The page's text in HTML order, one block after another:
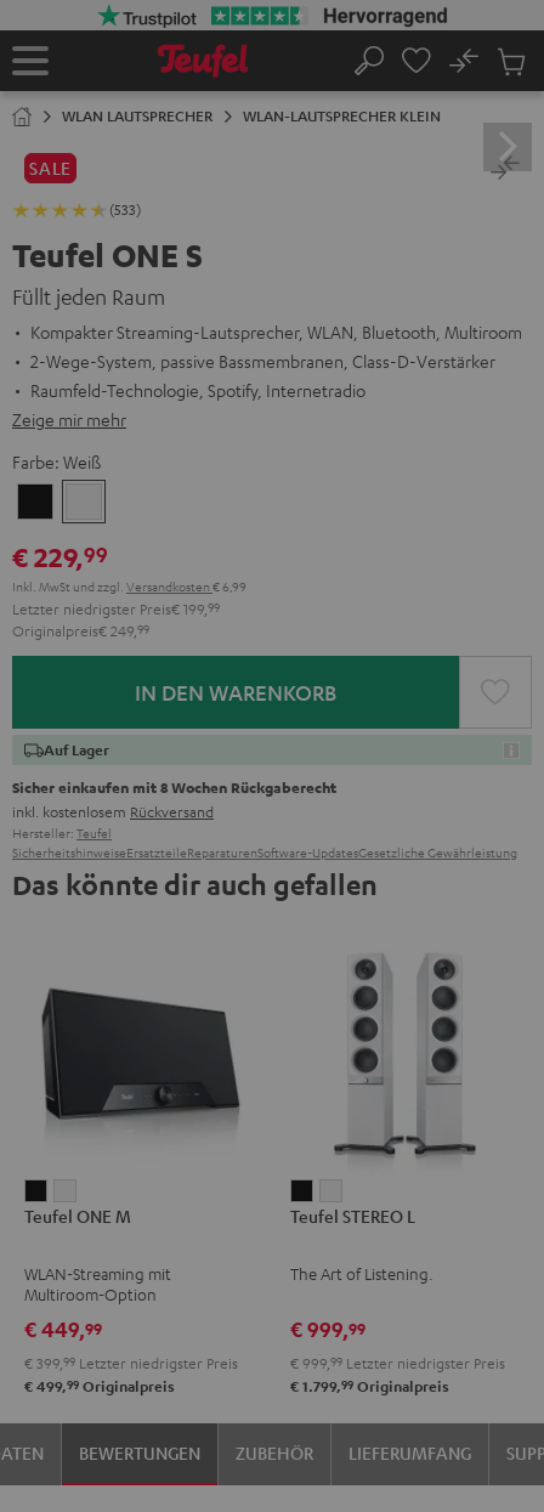
Startseite
Suche
No
WLAN LAUTSPRECHER WLAN-LAUTSPRECHER KLEIN
SALE
(533)
Teufel ONE S
Füllt jeden Raum
Kompakter Streaming-Lautsprecher, WLAN, Bluetooth, Multiroom
2-Wege-System, passive Bassmembranen, Class-D-Verstärker
Raumfeld-Technologie, Spotify, Internetradio
Zeige mir mehr
Farbe: Weiß
€ 229,99
Inkl. MwSt und zzgl. Versandkosten € 6,99
Letzter niedrigster Preis€ 199, 99
Originalpreis€ 249, 99
IN DEN WARENKORB
Auf Lager
Sicher einkaufen mit 8 Wochen Rückgaberecht
inkl. kostenlosem Rückversand
Hersteller: Teufel
SicherheitshinweiseErsatzteileReparaturenSoftware-UpdatesGesetzliche Gewährleistung
Das könnte dir auch gefallen
ONE
Schwarz
ONE
Weiß
Teufel ONE M
WLAN-Streaming mit
Multiroom-Option
€ 449,99
€ 399, 99 Letzter niedrigster Preis
€ 499,99 Originalpreis
STEREO
Schwarz
STEREO
Weiß
Teufel STEREO L
The Art of Listening.
€ 999,99
€ 999, 99 Letzter niedrigster Preis
€ 1.799,99 Originalpreis
BEWERTUNGEN ZUBEHÖR LIEFERUMFANG